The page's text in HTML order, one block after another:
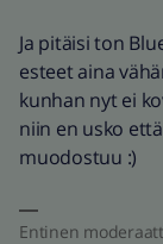
Ja pitäisi ton
esteet aina
kunhan nyt ei
niin en usko
muodostuu :)
Entinen